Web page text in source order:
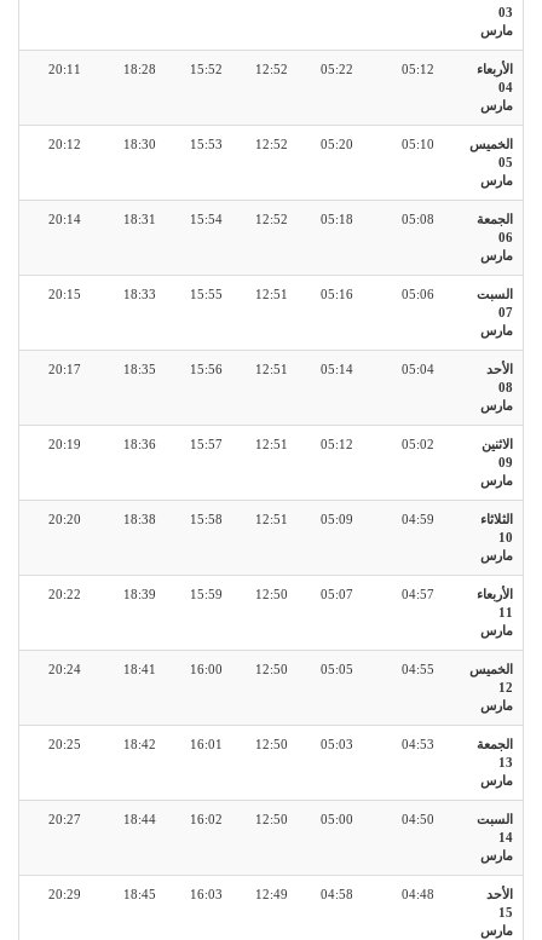
03
مارس
الأربعاء
04
مارس
05:12
05:22
12:52
15:52
18:28
20:11
الخميس
05
مارس
05:10
05:20
12:52
15:53
18:30
20:12
الجمعة
06
مارس
05:08
05:18
12:52
15:54
18:31
20:14
السبت
07
مارس
05:06
05:16
12:51
15:55
18:33
20:15
الأحد
08
مارس
05:04
05:14
12:51
15:56
18:35
20:17
الاثنين
09
مارس
05:02
05:12
12:51
15:57
18:36
20:19
الثلاثاء
10
مارس
04:59
05:09
12:51
15:58
18:38
20:20
الأربعاء
11
مارس
04:57
05:07
12:50
15:59
18:39
20:22
الخميس
12
مارس
04:55
05:05
12:50
16:00
18:41
20:24
الجمعة
13
مارس
04:53
05:03
12:50
16:01
18:42
20:25
السبت
14
مارس
04:50
05:00
12:50
16:02
18:44
20:27
الأحد
15
مارس
04:48
04:58
12:49
16:03
18:45
20:29